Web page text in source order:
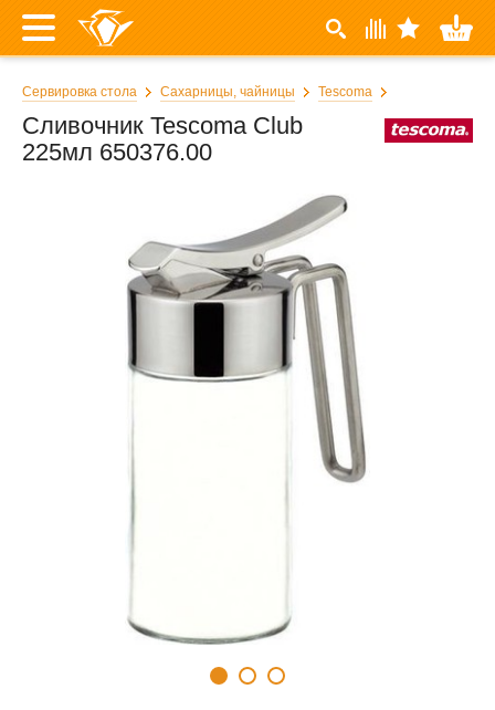
Сервировка стола Сахарницы, чайницы Tescoma
Сливочник Tescoma Club
225мл 650376.00